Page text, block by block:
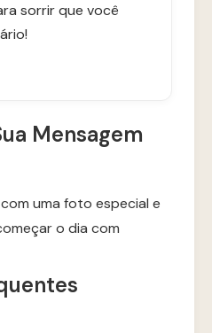
sorrir que você
Mensagem
uma foto especial e
o dia com